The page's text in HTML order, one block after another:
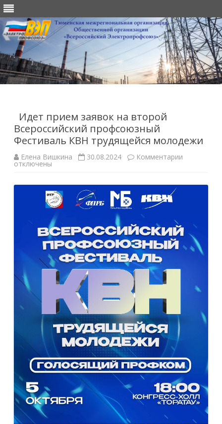
Идет прием заявок на второй
Всероссийский профсоюзный
Фестиваль КВН трудящейся молодежи
Елена Вишкина 30.08.2024 Комментарии
заявок
КВН
молодежи
отключены